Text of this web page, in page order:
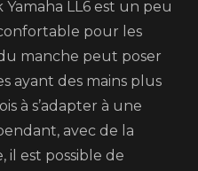
LL6 est un peu
pour les
manche peut poser
ayant des mains plus
à s’adapter à une
avec de la
il est possible de